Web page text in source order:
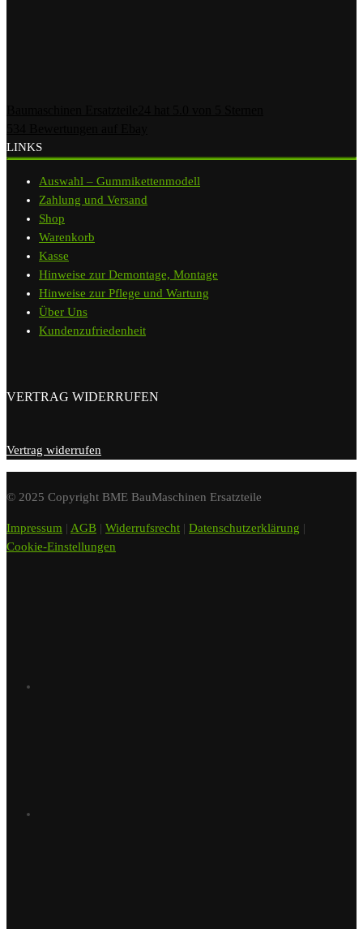
LINKS
Auswahl – Gummikettenmodell
Zahlung und Versand
Shop
Warenkorb
Kasse
Hinweise zur Demontage, Montage
Hinweise zur Pflege und Wartung
Über Uns
Kundenzufriedenheit
VERTRAG WIDERRUFEN
Vertrag widerrufen
© 2025 Copyright BME BauMaschinen Ersatzteile
Impressum | AGB | Widerrufsrecht | Datenschutzerklärung |
Cookie-Einstellungen